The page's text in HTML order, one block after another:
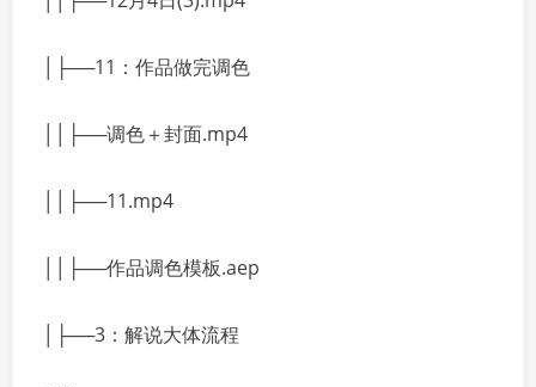
│├──11：作品做完调色
││├──调色＋封面.mp4
││├──11.mp4
││├──作品调色模板.aep
│├──3：解说大体流程